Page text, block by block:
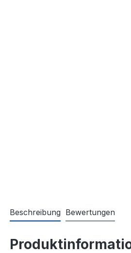
Beschreibung Bewertungen